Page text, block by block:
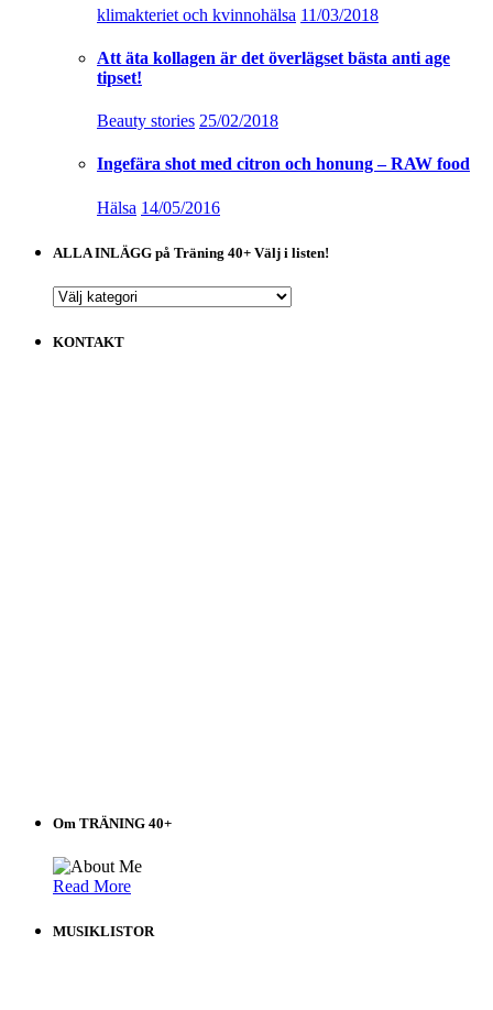
klimakteriet och kvinnohälsa 11/03/2018
Att äta kollagen är det överlägset bästa anti age
tipset!
Beauty stories 25/02/2018
Ingefära shot med citron och honung – RAW food
Hälsa 14/05/2016
ALLA INLÄGG på Träning 40+ Välj i listen!
ALLA
på
KONTAKT
Om TRÄNING 40+
Read More
MUSIKLISTOR